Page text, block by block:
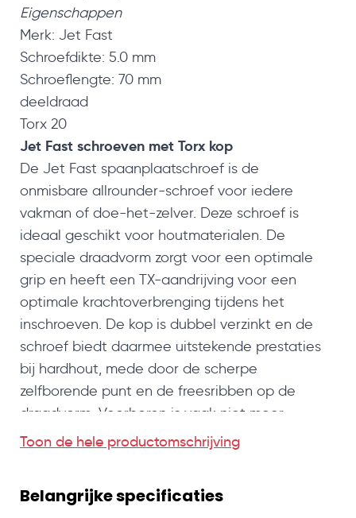
Eigenschappen
Merk: Jet Fast
Schroefdikte: 5.0 mm
Schroeflengte: 70 mm
deeldraad
Torx 20
Jet Fast schroeven met Torx kop
De Jet Fast spaanplaatschroef is de
onmisbare allrounder-schroef voor iedere
vakman of doe-het-zelver. Deze schroef is
ideaal geschikt voor houtmaterialen. De
speciale draadvorm zorgt voor een optimale
grip en heeft een TX-aandrijving voor een
optimale krachtoverbrenging tijdens het
inschroeven. De kop is dubbel verzinkt en de
schroef biedt daarmee uitstekende prestaties
bij hardhout, mede door de scherpe
zelfborende punt en de freesribben op de
draadvorm. Voorboren is vaak niet meer
nodig en het splijten van hout is verleden tijd!
perfect.
Toon de hele productomschrijving
Belangrijke specificaties